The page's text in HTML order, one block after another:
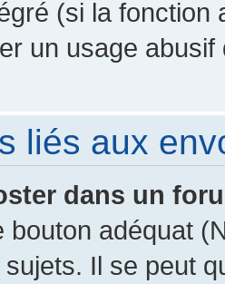
(si la fonction
un usage
liés aux
dans un
bouton adéquat
Il se peut